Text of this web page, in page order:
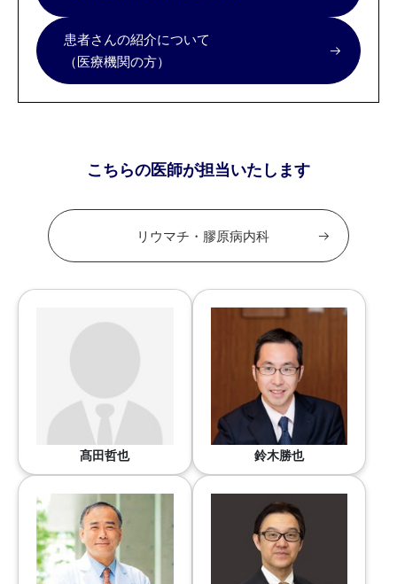
患者さんの紹介について
（医療機関の方）
こちらの医師が担当いたします
リウマチ・膠原病内科
髙田哲也 鈴木勝也